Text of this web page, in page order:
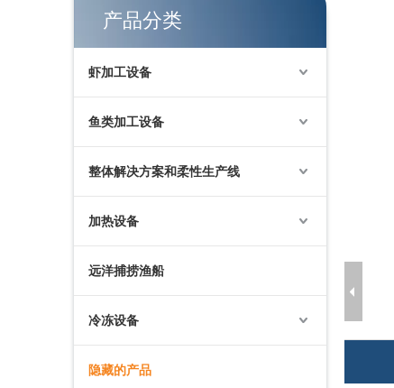
产品分类
虾加工设备
鱼类加工设备
整体解决方案和柔性生产线
加热设备
远洋捕捞渔船
冷冻设备
隐藏的产品
预制食品大容量螺旋冷冻机